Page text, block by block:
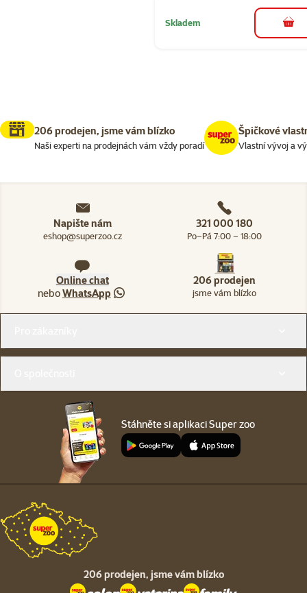
Skladem do
206 prodejen, jsme vám blízko
Naši experti na prodejnách vám vždy poradí
Špičkové
Vlastní vývoj a
Napište nám
eshop@superzoo.cz
321 000 180
Po–Pá 7:00 – 18:00
Online chat
neboWhatsApp
206 prodejen
jsme vám blízko
Stáhněte si aplikaci Super zoo
206 prodejen, jsme vám blízko